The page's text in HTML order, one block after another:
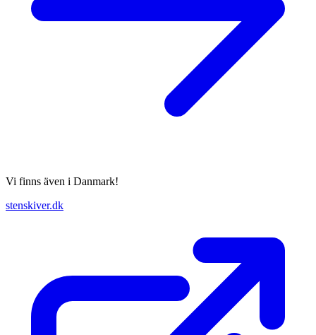
Vi finns även i Danmark!
stenskiver.dk